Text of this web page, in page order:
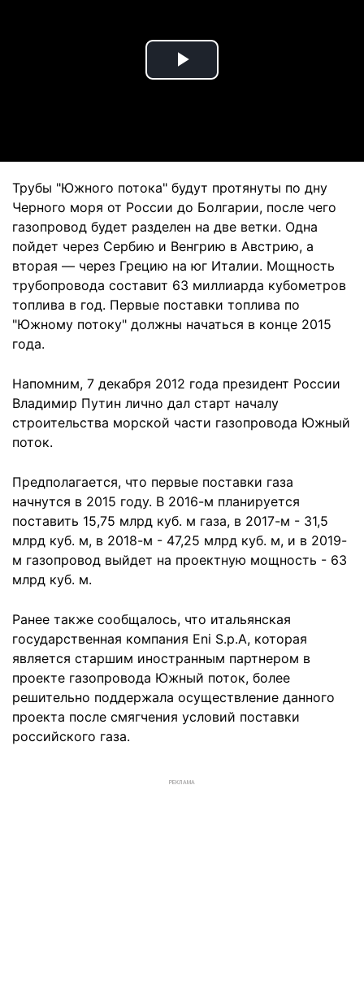
Play
Трубы "Южного потока" будут протянуты по дну
Черного моря от России до Болгарии, после чего
газопровод будет разделен на две ветки. Одна
пойдет через Сербию и Венгрию в Австрию, а
вторая — через Грецию на юг Италии. Мощность
трубопровода составит 63 миллиарда кубометров
топлива в год. Первые поставки топлива по
"Южному потоку" должны начаться в конце 2015
года.
Напомним, 7 декабря 2012 года президент России
Владимир Путин лично дал старт началу
строительства морской части газопровода Южный
поток.
Предполагается, что первые поставки газа
начнутся в 2015 году. В 2016-м планируется
поставить 15,75 млрд куб. м газа, в 2017-м - 31,5
млрд куб. м, в 2018-м - 47,25 млрд куб. м, и в 2019-
м газопровод выйдет на проектную мощность - 63
млрд куб. м.
Ранее также сообщалось, что итальянская
государственная компания Eni S.p.A, которая
является старшим иностранным партнером в
проекте газопровода Южный поток, более
решительно поддержала осуществление данного
проекта после смягчения условий поставки
российского газа.
РЕКЛАМА